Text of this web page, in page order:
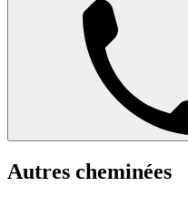
Autres cheminées